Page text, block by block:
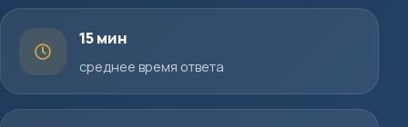
15 мин
среднее время ответа